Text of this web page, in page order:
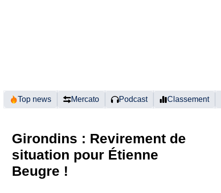
Top news Mercato Podcast Classement
Girondins : Revirement de
situation pour Étienne
Beugre !